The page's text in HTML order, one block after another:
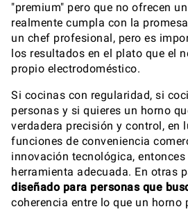
"premium" pero que no ofrecen
realmente cumpla con la
un chef profesional, pero es
los resultados en el plato que el
propio electrodoméstico.
Si cocinas con regularidad, si
personas y si quieres un horno
verdadera precisión y control, en
funciones de conveniencia
innovación tecnológica, entonces
herramienta adecuada. En otras
diseñado para personas que
coherencia entre lo que un horno